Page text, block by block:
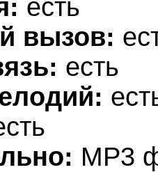
есть
вызов:
есть
MP3